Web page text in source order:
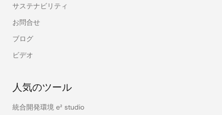
サステナビリティ
お問合せ
ブログ
ビデオ
人気のツール
統合開発環境 e² studio